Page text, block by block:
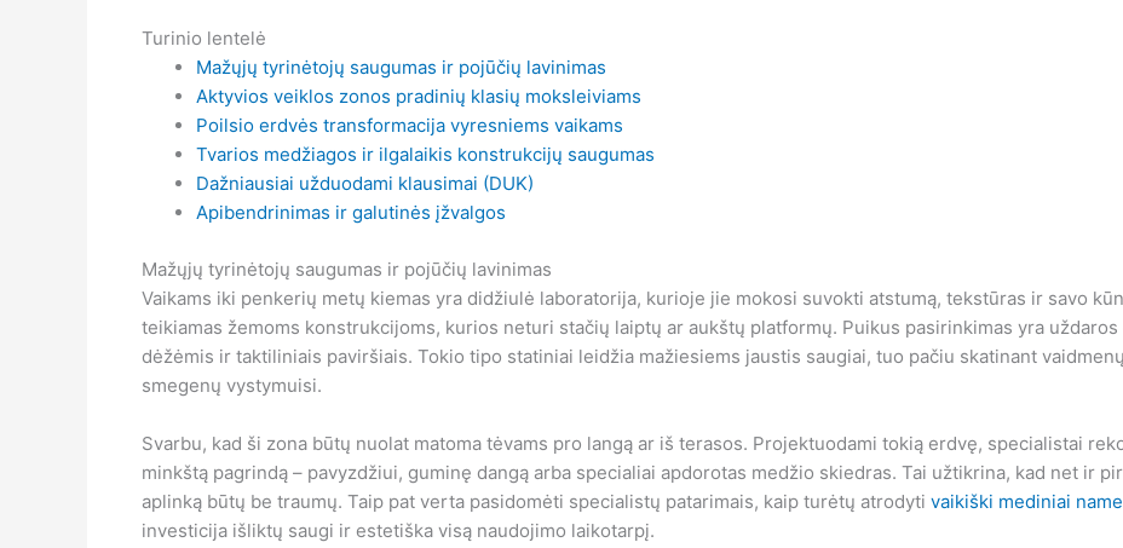
Turinio lentelė
Mažųjų tyrinėtojų saugumas ir pojūčių lavinimas
Aktyvios veiklos zonos pradinių klasių moksleiviams
Poilsio erdvės transformacija vyresniems vaikams
Tvarios medžiagos ir ilgalaikis konstrukcijų saugumas
Dažniausiai užduodami klausimai (DUK)
Apibendrinimas ir galutinės įžvalgos
Mažųjų tyrinėtojų saugumas ir pojūčių lavinimas
Vaikams iki penkerių metų kiemas yra didžiulė laboratorija, kurioje jie mokosi suvokti atstumą, tekstūras ir savo
teikiamas žemoms konstrukcijoms, kurios neturi stačių laiptų ar aukštų platformų. Puikus pasirinkimas yra
dėžėmis ir taktiliniais paviršiais. Tokio tipo statiniai leidžia mažiesiems jaustis saugiai, tuo pačiu skatinant
smegenų vystymuisi.
Svarbu, kad ši zona būtų nuolat matoma tėvams pro langą ar iš terasos. Projektuodami tokią erdvę, specialistai
minkštą pagrindą – pavyzdžiui, guminę dangą arba specialiai apdorotas medžio skiedras. Tai užtikrina, kad net ir
aplinką būtų be traumų. Taip pat verta pasidomėti specialistų patarimais, kaip turėtų atrodyti vaikiški mediniai
investicija išliktų saugi ir estetiška visą naudojimo laikotarpį.